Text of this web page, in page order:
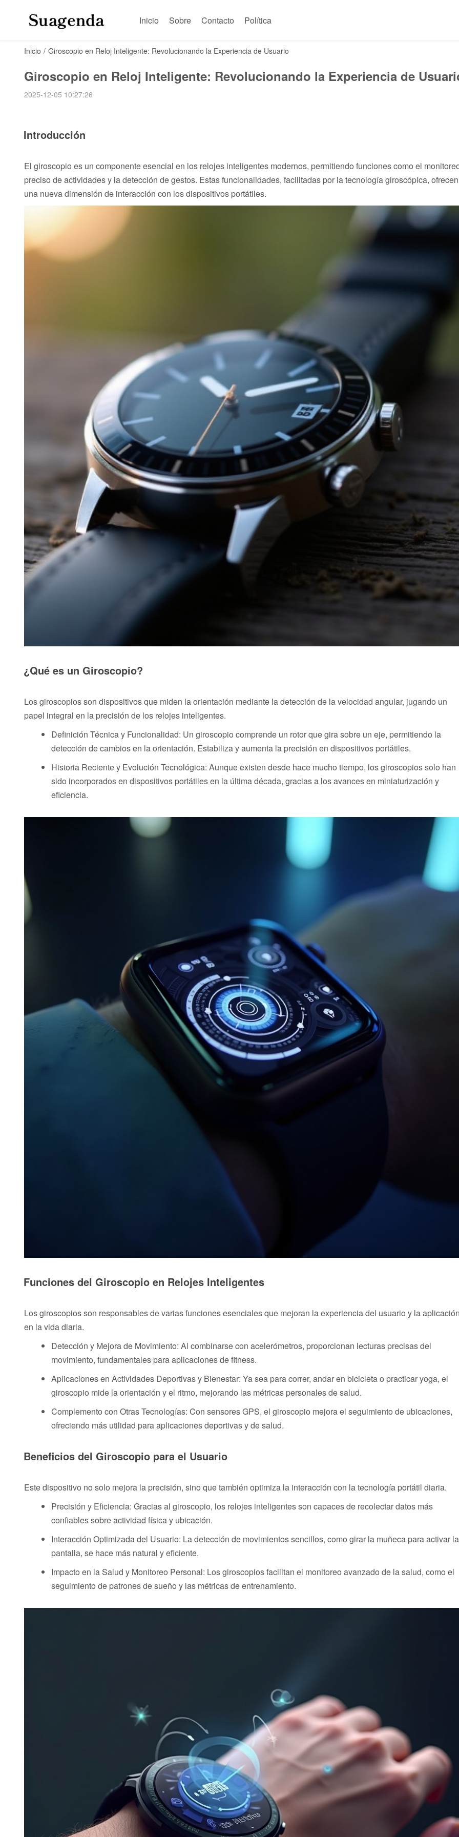
Inicio Sobre Contacto Política
Inicio / Giroscopio en Reloj Inteligente: Revolucionando la Experiencia de Usuario
Giroscopio en Reloj Inteligente: Revolucionando la Experiencia de
2025-12-05 10:27:26
Introducción
El giroscopio es un componente esencial en los relojes inteligentes modernos, permitiendo funciones como el
preciso de actividades y la detección de gestos. Estas funcionalidades, facilitadas por la tecnología giroscópica, ofrecen
una nueva dimensión de interacción con los dispositivos portátiles.
¿Qué es un Giroscopio?
Los giroscopios son dispositivos que miden la orientación mediante la detección de la velocidad angular, jugando un
papel integral en la precisión de los relojes inteligentes.
Definición Técnica y Funcionalidad: Un giroscopio comprende un rotor que gira sobre un eje, permitiendo la
detección de cambios en la orientación. Estabiliza y aumenta la precisión en dispositivos portátiles.
Historia Reciente y Evolución Tecnológica: Aunque existen desde hace mucho tiempo, los giroscopios solo han
sido incorporados en dispositivos portátiles en la última década, gracias a los avances en miniaturización y
eficiencia.
Funciones del Giroscopio en Relojes Inteligentes
Los giroscopios son responsables de varias funciones esenciales que mejoran la experiencia del usuario y la
en la vida diaria.
Detección y Mejora de Movimiento: Al combinarse con acelerómetros, proporcionan lecturas precisas del
movimiento, fundamentales para aplicaciones de fitness.
Aplicaciones en Actividades Deportivas y Bienestar: Ya sea para correr, andar en bicicleta o practicar yoga, el
giroscopio mide la orientación y el ritmo, mejorando las métricas personales de salud.
Complemento con Otras Tecnologías: Con sensores GPS, el giroscopio mejora el seguimiento de ubicaciones,
ofreciendo más utilidad para aplicaciones deportivas y de salud.
Beneficios del Giroscopio para el Usuario
Este dispositivo no solo mejora la precisión, sino que también optimiza la interacción con la tecnología portátil diaria.
Precisión y Eficiencia: Gracias al giroscopio, los relojes inteligentes son capaces de recolectar datos más
confiables sobre actividad física y ubicación.
Interacción Optimizada del Usuario: La detección de movimientos sencillos, como girar la muñeca para activar la
pantalla, se hace más natural y eficiente.
Impacto en la Salud y Monitoreo Personal: Los giroscopios facilitan el monitoreo avanzado de la salud, como el
seguimiento de patrones de sueño y las métricas de entrenamiento.